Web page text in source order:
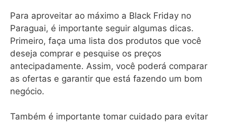
Para aproveitar ao máximo a Black Friday no
Paraguai, é importante seguir algumas dicas.
Primeiro, faça uma lista dos produtos que você
deseja comprar e pesquise os preços
antecipadamente. Assim, você poderá comparar
as ofertas e garantir que está fazendo um bom
negócio.
Também é importante tomar cuidado para evitar